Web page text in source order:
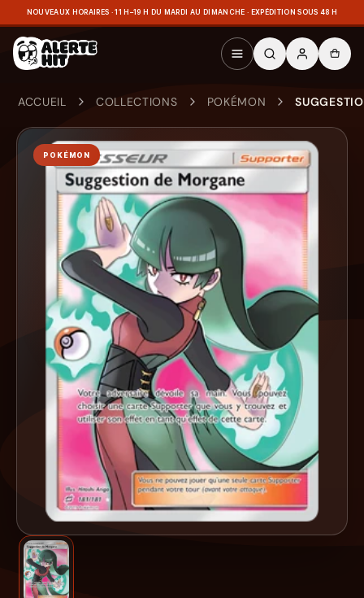
NOUVEAUX HORAIRES · 11 H–19 H DU MARDI AU DIMANCHE · EXPÉDITION SOUS 48 H
ACCUEIL COLLECTIONS POKÉMON
POKÉMON